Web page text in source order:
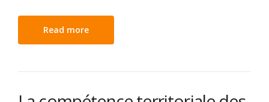
Read more